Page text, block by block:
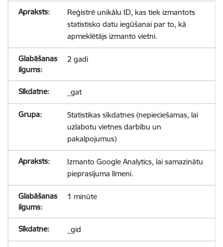
Reģistrē unikālu ID, kas tiek izmantots
statistisko datu iegūšanai par to, kā
apmeklētājs izmanto vietni.
2 gadi
_gat
Statistikas sīkdatnes (nepieciešamas, lai
uzlabotu vietnes darbību un
pakalpojumus)
Izmanto Google Analytics, lai samazinātu
pieprasījuma līmeni.
1 minūte
_gid